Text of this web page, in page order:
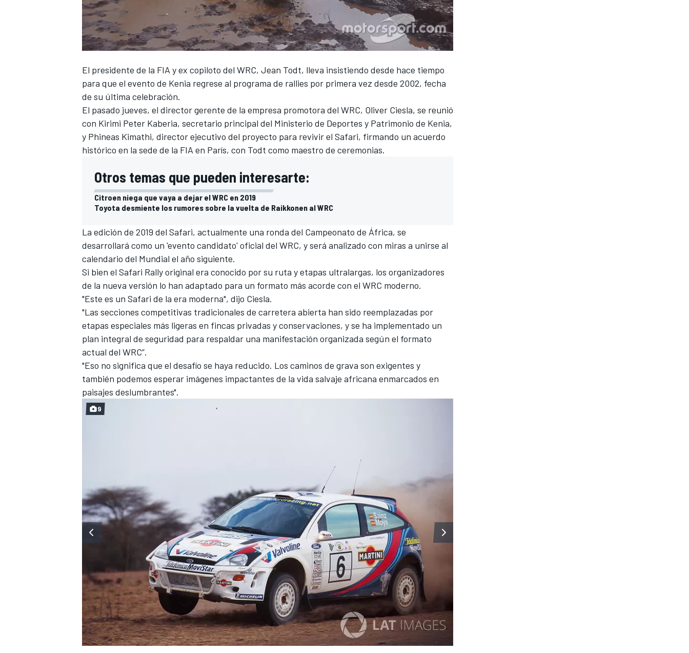
MÁS CATEGORÍAS
El presidente de la FIA y ex copiloto del WRC, Jean Todt, lleva insistiendo desde hace tiempo
para que el evento de Kenia regrese al programa de rallies por primera vez desde 2002, fecha
de su última celebración.
El pasado jueves, el director gerente de la empresa promotora del WRC, Oliver Ciesla, se reunió
con Kirimi Peter Kaberia, secretario principal del Ministerio de Deportes y Patrimonio de Kenia,
y Phineas Kimathi, director ejecutivo del proyecto para revivir el Safari, firmando un acuerdo
histórico en la sede de la FIA en París, con Todt como maestro de ceremonias.
Otros temas que pueden interesarte:
Citroen niega que vaya a dejar el WRC en 2019
Toyota desmiente los rumores sobre la vuelta de Raikkonen al WRC
La edición de 2019 del Safari, actualmente una ronda del Campeonato de África, se
desarrollará como un 'evento candidato' oficial del WRC, y será analizado con miras a unirse al
calendario del Mundial el año siguiente.
Si bien el Safari Rally original era conocido por su ruta y etapas ultralargas, los organizadores
de la nueva versión lo han adaptado para un formato más acorde con el WRC moderno.
"Este es un Safari de la era moderna", dijo Ciesla.
"Las secciones competitivas tradicionales de carretera abierta han sido reemplazadas por
etapas especiales más ligeras en fincas privadas y conservaciones, y se ha implementado un
plan integral de seguridad para respaldar una manifestación organizada según el formato
actual del WRC”.
"Eso no significa que el desafío se haya reducido. Los caminos de grava son exigentes y
también podemos esperar imágenes impactantes de la vida salvaje africana enmarcados en
paisajes deslumbrantes".
9